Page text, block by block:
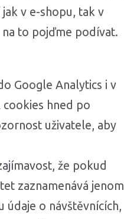
v e-shopu, tak v
na to pojďme podívat.
Google Analytics i v
hned po
uživatele, aby
že pokud
zaznamenává jenom
údaje o návštěvnících,